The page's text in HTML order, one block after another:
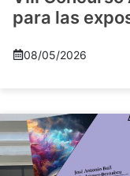
para las
08/05/2026